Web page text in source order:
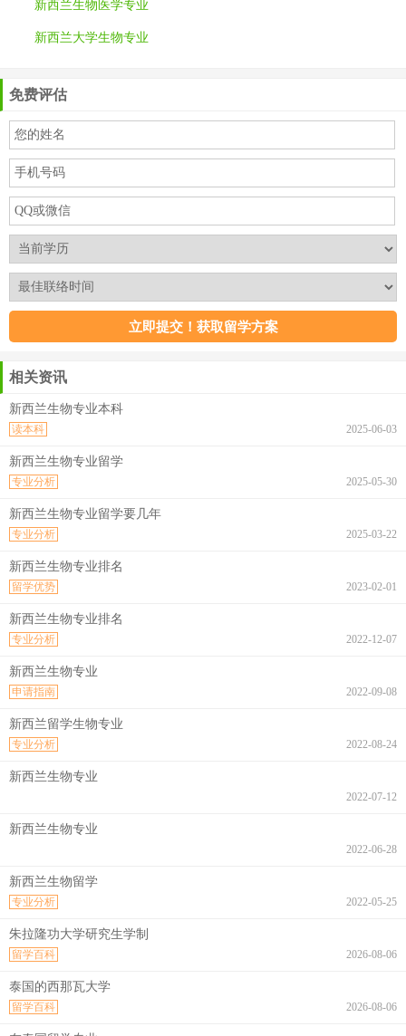
新西兰生物医学专业
新西兰大学生物专业
免费评估
相关资讯
新西兰生物专业本科
2025-06-03
读本科
新西兰生物专业留学
2025-05-30
专业分析
新西兰生物专业留学要几年
2025-03-22
专业分析
新西兰生物专业排名
2023-02-01
留学优势
新西兰生物专业排名
2022-12-07
专业分析
新西兰生物专业
2022-09-08
申请指南
新西兰留学生物专业
2022-08-24
专业分析
新西兰生物专业
2022-07-12
新西兰生物专业
2022-06-28
新西兰生物留学
2022-05-25
专业分析
朱拉隆功大学研究生学制
2026-08-06
留学百科
泰国的西那瓦大学
2026-08-06
留学百科